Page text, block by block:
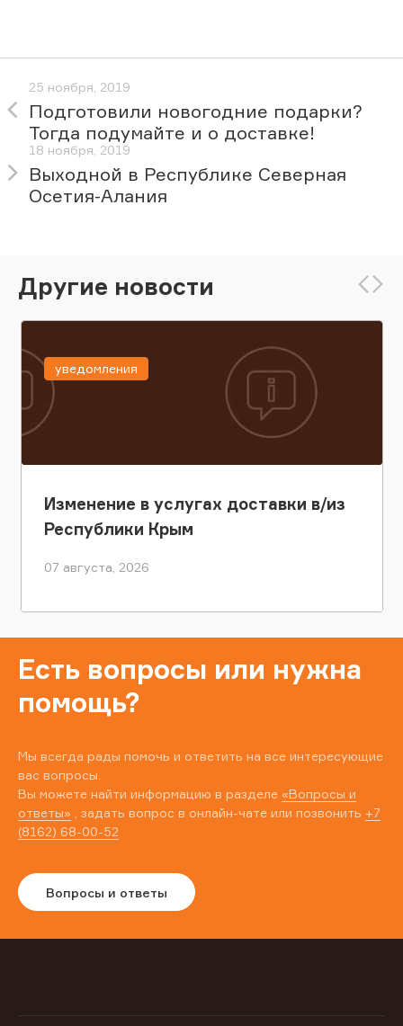
25 ноября, 2019
Подготовили новогодние подарки?
Тогда подумайте и о доставке!
18 ноября, 2019
Выходной в Республике Северная
Осетия-Алания
Другие новости
Изменение в услугах доставки в/из
Республики Крым
07 августа, 2026
уведомления
Есть вопросы или нужна
помощь?
Мы всегда рады помочь и ответить на все интересующие
вас вопросы.
Вы можете найти информацию в разделе «Вопросы и
ответы» , задать вопрос в онлайн-чате или позвонить +7
(8162) 68-00-52
Вопросы и ответы